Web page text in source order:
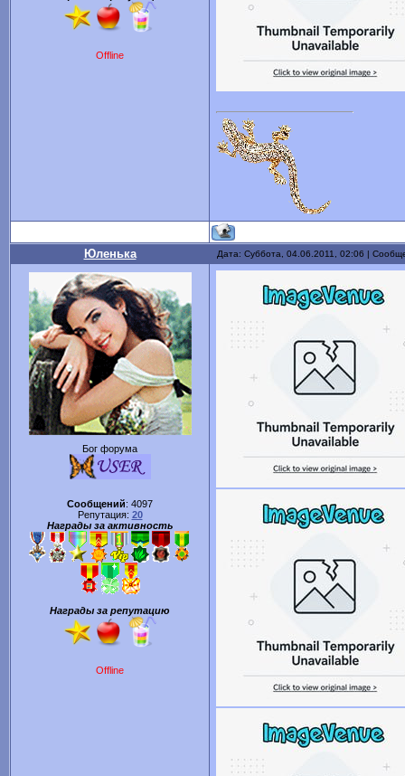
Offline
Юленька Дата: Суббота, 04.06.2011, 02:06 |
Бог форума
Сообщений: 4097
Репутация: 20
Награды за активность
Награды за репутацию
Offline